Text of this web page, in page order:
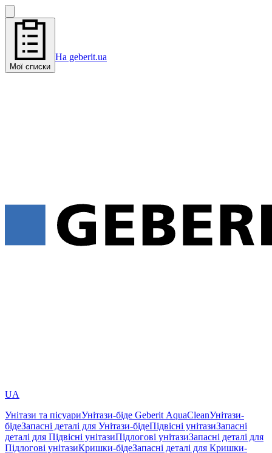
Мої списки
На geberit.ua
UA
Унітази та пісуариУнітази-біде Geberit AquaCleanУнітази-
бідеЗапасні деталі для Унітази-бідеПідвісні унітазиЗапасні
деталі для Підвісні унітазиПідлогові унітазиЗапасні деталі для
Підлогові унітазиКришки-бідеЗапасні деталі для Кришки-